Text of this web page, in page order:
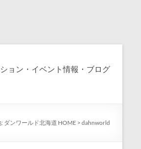
ョン・イベント情報・ブログ
ダンワールド北海道 HOME > dahnworld